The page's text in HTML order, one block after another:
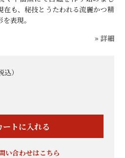
在も、秘技とうたわれる流麗かつ精
表現。
» 詳細
込）
ートに入れる
い合わせはこちら